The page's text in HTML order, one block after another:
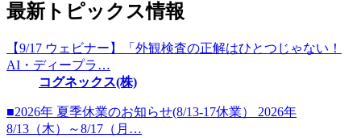
最新トピックス情報
【9/17 ウェビナー】「外観検査の正解はひとつじゃない！
AI・ディープラ…
コグネックス(株)
■2026年 夏季休業のお知らせ(8/13-17休業） 2026年
8/13（木）～8/17（月…